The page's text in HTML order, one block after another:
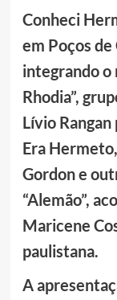
Conheci
em Poços de
integrando o
Rhodia”,
Lívio
Era
Gordon e
“Alemão”,
Maricene
paulistana.
A